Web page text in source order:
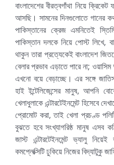
বাংলাদেশের বীরত্বগাঁথা নিয়ে
আসছি। সামনের দিনগুলোতে গানের
পাকিস্তানের ক্রেজ এমনিতেই
পাকিস্তান দলকে নিয়ে পোস্ট লিখে,
থাকুন তারা প্রত্যেকেই বাংলাদেশ
বেলার প্রভাব এড়াতে পারে না;
এখনো বয়ে বেড়াচ্ছে। এর সঙ্গে
হাই ইন্টেলিজেন্সের মানুষ, আপনি
খেলাধুলাকে এন্টারটেইনমেন্ট হিসেবে
প্রোমোট করা, তাই খেলা প্রচণ্ড
বুঝতে হবে সংখ্যাগরিষ্ঠ মানুষ এসব
জাস্ট এন্টারটেইনমেন্ট ভ্যালু
কমপ্লেক্সিটি ঢুকিয়ে নিজের বিদ্যাটুকু